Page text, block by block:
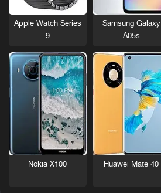
Samsung Galaxy
A05s
Apple Watch Series
9
Huawei Mate 40
Nokia X100